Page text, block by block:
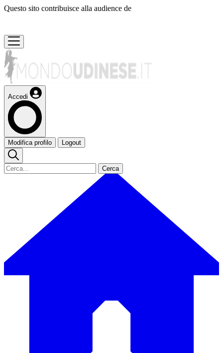
Questo sito contribuisce alla audience de
Accedi
Modifica profilo Logout
Cerca